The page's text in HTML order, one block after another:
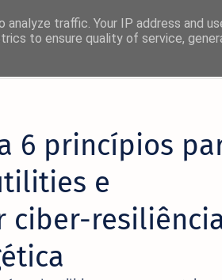
6 princípios
e
ciber-
traffic. Your IP address and
to ensure quality of service,